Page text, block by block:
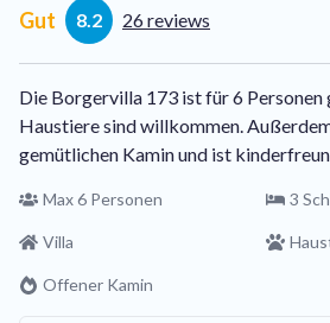
Gut 8.2 26 reviews
Die Borgervilla 173 ist für 6 Personen
Haustiere sind willkommen.
gemütlichen Kamin und ist
Max 6 Personen 3
Villa
Offener Kamin